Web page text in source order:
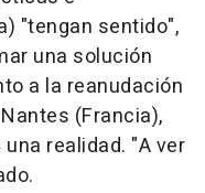
"tengan sentido",
una solución
a la reanudación
(Francia),
realidad. "A ver